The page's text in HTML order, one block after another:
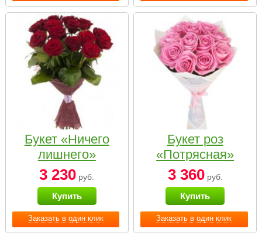
Заказать в один клик
Букет «Ничего
лишнего»
3 230 руб.
Купить
Заказать в один клик
Букет роз
«Потрясная»
3 360руб.
Купить